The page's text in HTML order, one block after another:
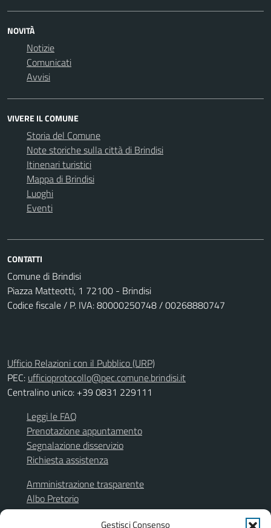
Gestisci Consenso
NOVITÀ
Notizie
Comunicati
Avvisi
VIVERE IL COMUNE
Storia del Comune
Note storiche sulla città di Brindisi
Itinenari turistici
Mappa di Brindisi
Luoghi
Eventi
CONTATTI
Comune di Brindisi
Piazza Matteotti, 1 72100 - Brindisi
Codice fiscale / P. IVA: 80000250748 / 00268880747
Ufficio Relazioni con il Pubblico (URP)
PEC: ufficioprotocollo@pec.comune.brindisi.it
Centralino unico: +39 0831 229111
Leggi le FAQ
Prenotazione appuntamento
Segnalazione disservizio
Richiesta assistenza
Amministrazione trasparente
Albo Pretorio
Segnalazione illeciti